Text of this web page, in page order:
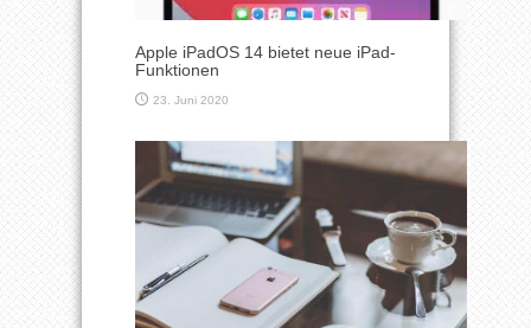
Apple iPadOS 14 bietet neue iPad-
Funktionen
23. Juni 2020